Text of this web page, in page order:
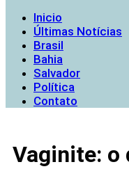
Inicio
Últimas Notícias
Brasil
Bahia
Salvador
Política
Contato
Vaginite: o